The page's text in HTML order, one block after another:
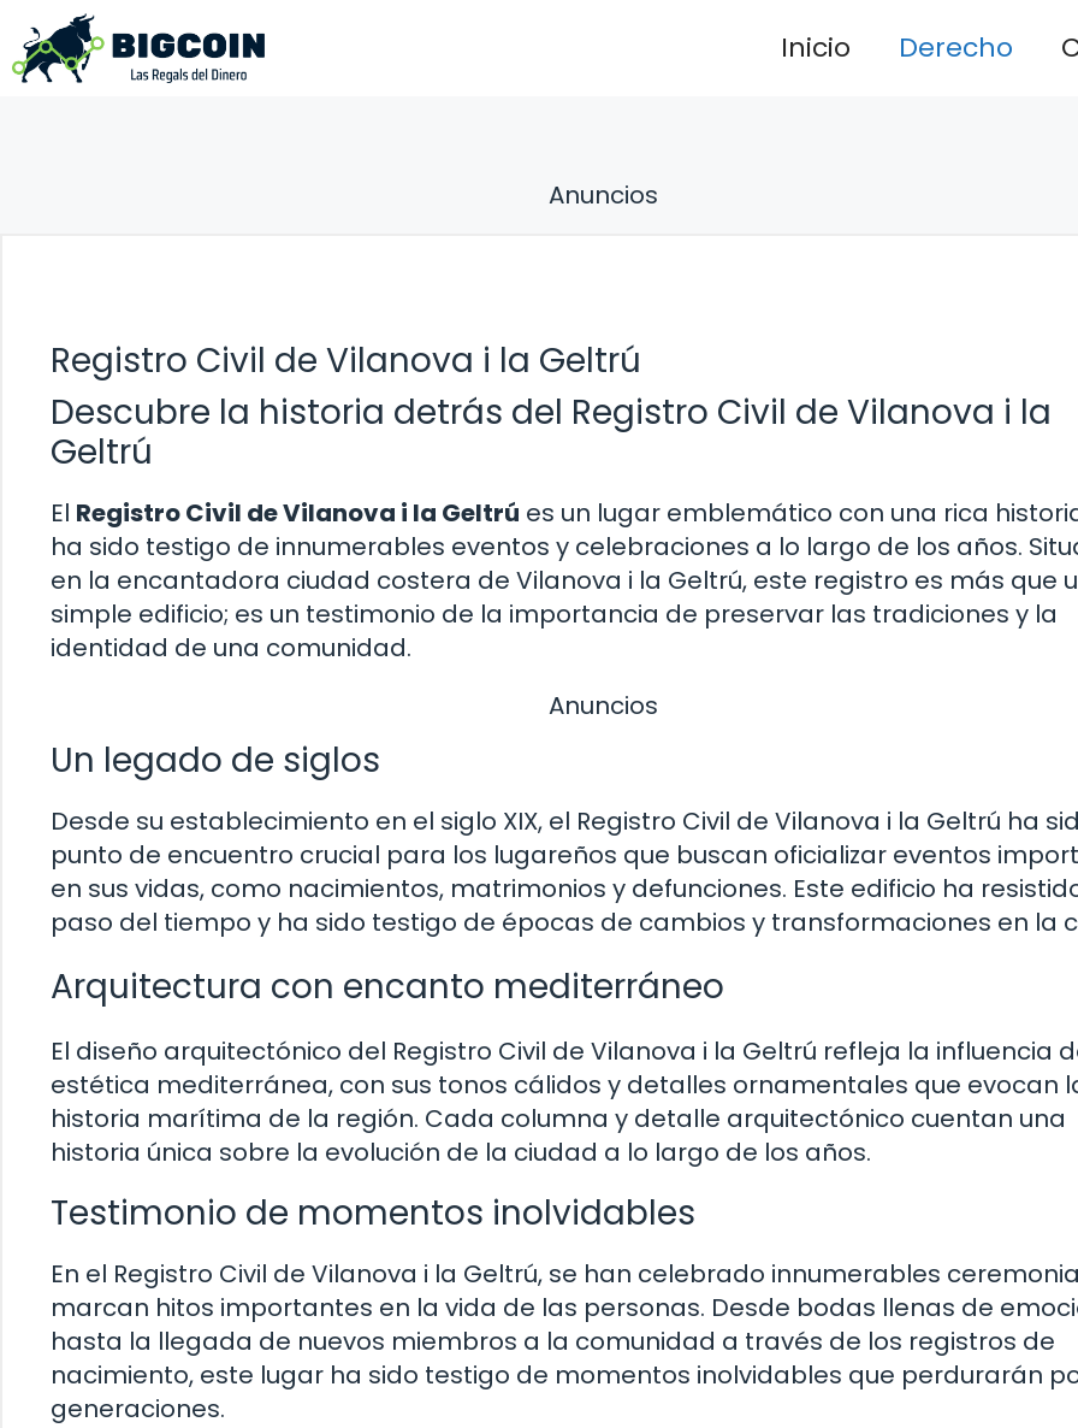
Saltar
contenido
Inicio Derecho
Anuncios
Registro Civil de Vilanova i la Geltrú
Descubre la historia detrás del Registro Civil de Vilanova i la
Geltrú
El Registro Civil de Vilanova i la Geltrú es un lugar emblemático con una rica
ha sido testigo de innumerables eventos y celebraciones a lo largo de los años.
en la encantadora ciudad costera de Vilanova i la Geltrú, este registro es más que
simple edificio; es un testimonio de la importancia de preservar las tradiciones y la
identidad de una comunidad.
Anuncios
Un legado de siglos
Desde su establecimiento en el siglo XIX, el Registro Civil de Vilanova i la Geltrú ha
punto de encuentro crucial para los lugareños que buscan oficializar eventos
en sus vidas, como nacimientos, matrimonios y defunciones. Este edificio ha
paso del tiempo y ha sido testigo de épocas de cambios y transformaciones en la
Arquitectura con encanto mediterráneo
El diseño arquitectónico del Registro Civil de Vilanova i la Geltrú refleja la influencia
estética mediterránea, con sus tonos cálidos y detalles ornamentales que evocan
historia marítima de la región. Cada columna y detalle arquitectónico cuentan una
historia única sobre la evolución de la ciudad a lo largo de los años.
Testimonio de momentos inolvidables
En el Registro Civil de Vilanova i la Geltrú, se han celebrado innumerables
marcan hitos importantes en la vida de las personas. Desde bodas llenas de
hasta la llegada de nuevos miembros a la comunidad a través de los registros de
nacimiento, este lugar ha sido testigo de momentos inolvidables que perdurarán
generaciones.